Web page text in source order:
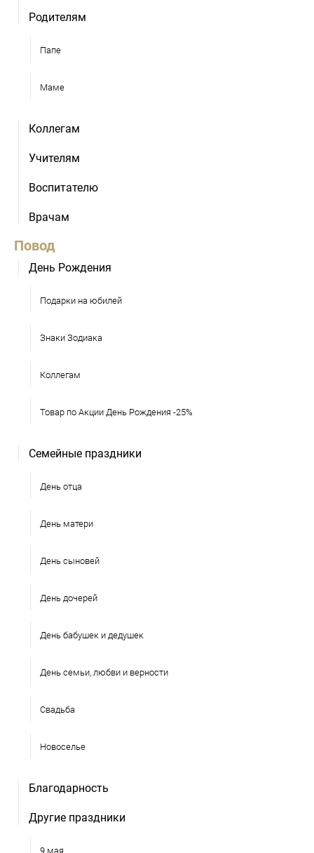
Родителям
Папе
Маме
Коллегам
Учителям
Воспитателю
Врачам
Повод
День Рождения
Подарки на юбилей
Знаки Зодиака
Коллегам
Товар по Акции День Рождения -25%
Семейные праздники
День отца
День матери
День сыновей
День дочерей
День бабушек и дедушек
День семьи, любви и верности
Свадьба
Новоселье
Благодарность
Другие праздники
9 мая